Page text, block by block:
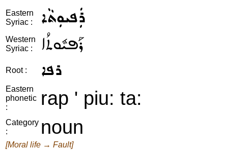
Eastern
Syriac :
ܪܲܦܝܘܼܬܵܐ
Western
Syriac :
ܪܰܦܝܽܘܬܳܐ
Root : ܪܦܐ
Eastern
phonetic
:
rap ' piu: ta:
Category
:
noun
[Moral life → Fault]